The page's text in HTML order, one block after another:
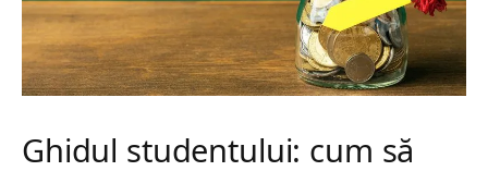
Ghidul studentului: cum să